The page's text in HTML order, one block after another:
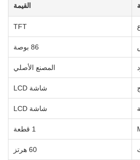
القيمة
TFT
86 بوصة
المصنع الأصلي
شاشة LCD
شاشة LCD
60 هرتز